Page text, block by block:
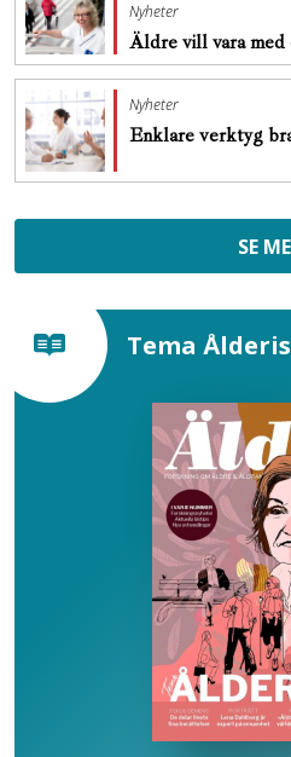
Nyheter
Äldre vill vara med
Nyheter
Enklare verktyg
SE
Tema